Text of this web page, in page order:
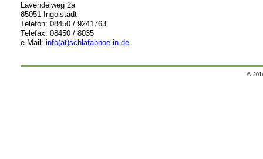
Lavendelweg 2a
85051 Ingolstadt
Telefon: 08450 / 9241763
Telefax: 08450 / 8035
e-Mail: info(at)schlafapnoe-in.de
©